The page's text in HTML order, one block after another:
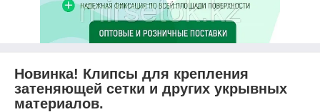
Новинка! Клипсы для крепления
затеняющей сетки и других укрывных
материалов.